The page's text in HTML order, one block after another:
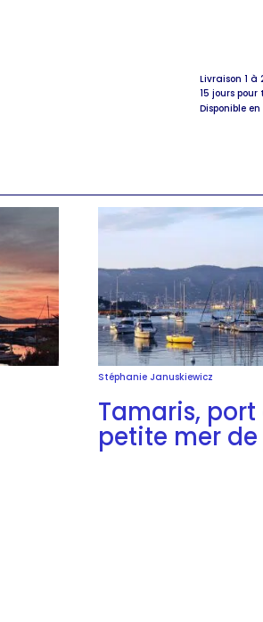
Livraison 1 à
15 jours
Disponible
Stéphanie Januskiewicz
Tamaris, port
petite mer